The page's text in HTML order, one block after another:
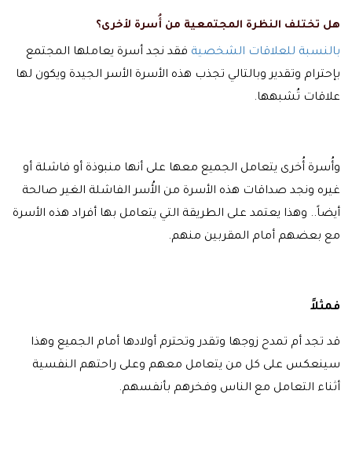
هل تختلف النظرة المجتمعية من أُسرة لأخرى؟
بالنسبة للعلاقات الشخصية فقد نجد أسرة يعاملها المجتمع
بإحترام وتقدير وبالتالي تجذب هذه الأسرة الأسر الجيدة ويكون لها
علاقات تُشبهها.
وأُسرة أُخرى يتعامل الجميع معها على أنها منبوذة أو فاشلة أو
غيره ونجد صداقات هذه الأسرة من الأُسر الفاشلة الغير صالحة
أيضاً.. وهذا يعتمد على الطريقة التي يتعامل بها أفراد هذه الأسرة
مع بعضهم أمام المقربين منهم.
فمثلاً
قد تجد أم تمدح زوجها وتقدر وتحترم أولادها أمام الجميع وهذا
سينعكس على كل من يتعامل معهم وعلى راحتهم النفسية
أثناء التعامل مع الناس وفخرهم بأنفسهم.